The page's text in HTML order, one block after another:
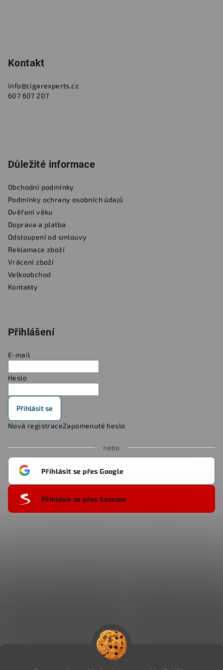
Kontakt
info@cigarexperts.cz
607 607 207
Důležité informace
Obchodní podmínky
Podmínky ochrany osobních údajů
Ověření věku
Doprava a platba
Odstoupení od smlouvy
Reklamace zboží
Vrácení zboží
Velkoobchod
Kontakty
Přihlášení
E-mail
Heslo
Přihlásit se
Nová registraceZapomenuté heslo
nebo
Přihlásit se přes Google
Přihlásit se přes Seznam